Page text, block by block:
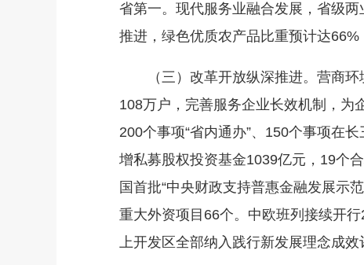
省第一。现代服务业融合发展，省级
推进，绿色优质农产品比重预计达
（三）改革开放纵深推进。营商环
108万户，完善服务企业长效机制，为
200个事项“省内通办”、150个事项在
增私募股权投资基金1039亿元，19个
国首批“中央财政支持普惠金融发展示
重大外资项目66个。中欧班列接续开
上开发区全部纳入践行新发展理念成效